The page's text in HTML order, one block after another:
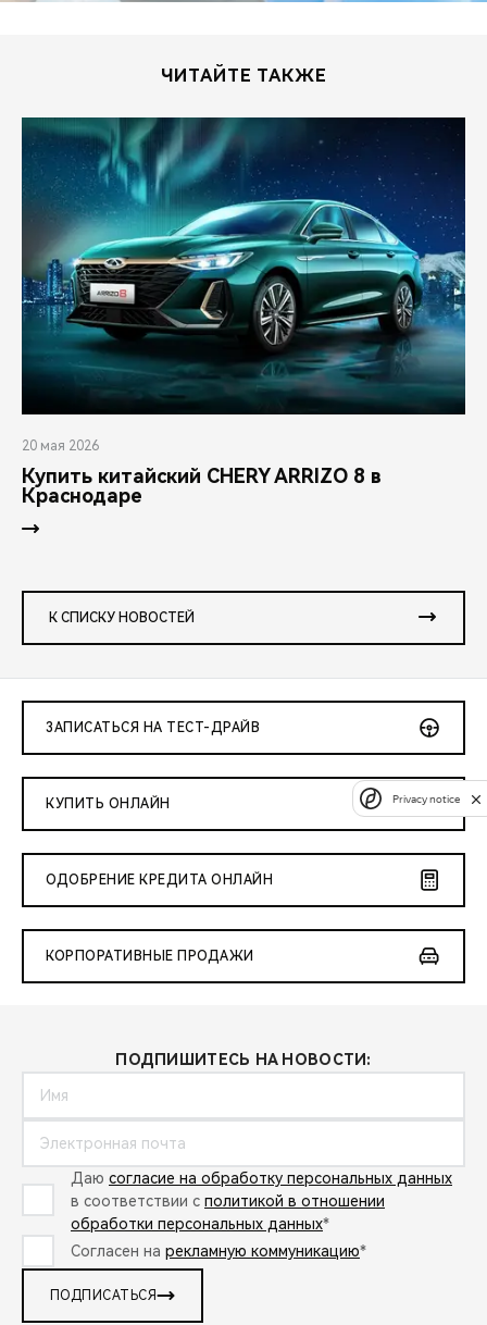
ЧИТАЙТЕ ТАКЖЕ
20 мая 2026
Купить китайский CHERY ARRIZO 8 в
Краснодаре
К СПИСКУ НОВОСТЕЙ
ЗАПИСАТЬСЯ НА ТЕСТ-ДРАЙВ
КУПИТЬ ОНЛАЙН
ОДОБРЕНИЕ КРЕДИТА ОНЛАЙН
КОРПОРАТИВНЫЕ ПРОДАЖИ
ПОДПИШИТЕСЬ НА НОВОСТИ:
Даю согласие на обработку персональных данных
в соответствии с политикой в отношении
обработки персональных данных*
Согласен на рекламную коммуникацию*
ПОДПИСАТЬСЯ
Privacy notice